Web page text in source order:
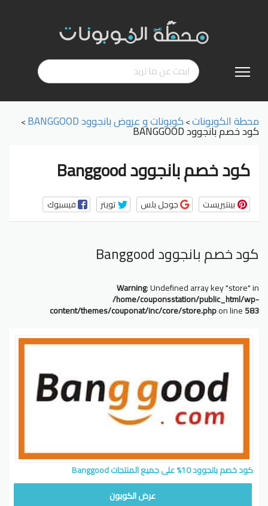
إلى
محطة الكوبونات>كوبونات و عروض بانجوود BANGGOOD > كود خصم بانجوود BANGGOOD
كود خصم بانجوود Banggood
فيسبوك تويتر جوجل بلس بينتيريست
كود خصم بانجوود Banggood
Warning: Undefined array key "store" in
/home/couponsstation/public_html/wp-
content/themes/couponat/inc/core/store.phpon line583
كود خصم بانجوود 10% على جميع المنتجات Banggood
عرض الكوبون